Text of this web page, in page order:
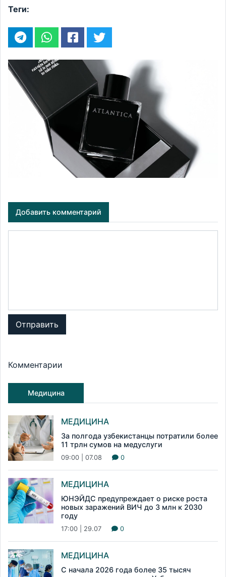
Теги:
Добавить комментарий
Отправить
Комментарии
Медицина
МЕДИЦИНА
За полгода узбекистанцы потратили более
11 трлн сумов на медуслуги
09:00 | 07.08 0
МЕДИЦИНА
ЮНЭЙДС предупреждает о риске роста
новых заражений ВИЧ до 3 млн к 2030
году
17:00 | 29.07 0
МЕДИЦИНА
С начала 2026 года более 35 тысяч